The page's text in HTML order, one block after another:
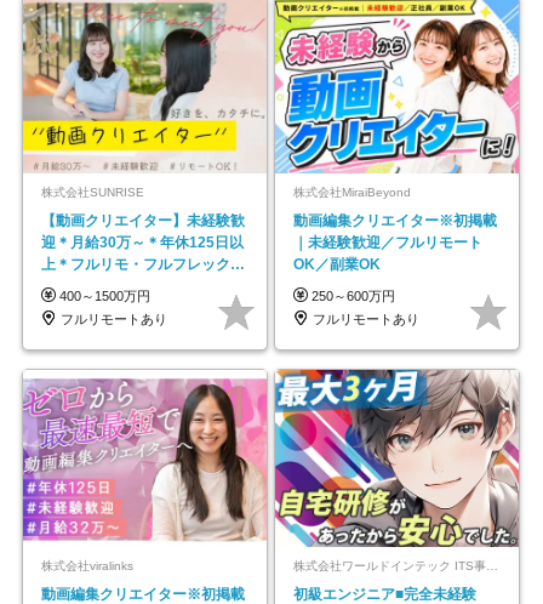
株式会社SUNRISE
【動画クリエイター】未経験歓
迎＊月給30万～＊年休125日以
上＊フルリモ・フルフレックス
◆10名の採用が決定◆
400～1500万円
フルリモートあり
株式会社MiraiBeyond
動画編集クリエイター※初掲載
｜未経験歓迎／フルリモート
OK／副業OK
250～600万円
フルリモートあり
株式会社viralinks
動画編集クリエイター※初掲載
株式会社ワールドインテック ITS事業部【東証プライム上場グループ】
初級エンジニア■完全未経験